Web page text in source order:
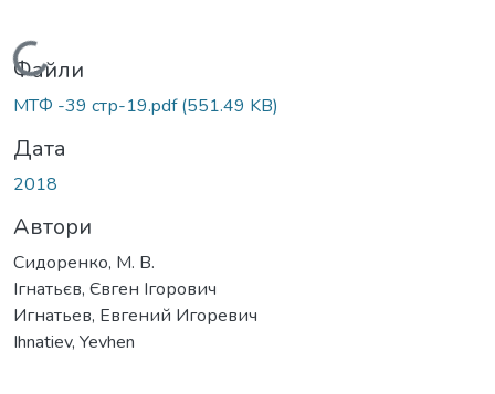
Вантажиться...
Файли
МТФ -39 стр-19.pdf(551.49 KB)
Дата
2018
Автори
Сидоренко, М. В.
Ігнатьєв, Євген Ігорович
Игнатьев, Евгений Игоревич
Ihnatiev, Yevhen